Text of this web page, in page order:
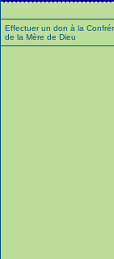
Effectuer un don à la
de la Mère de Dieu